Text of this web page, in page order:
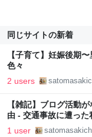
同じサイトの新着
【子育て】妊娠後期
色々
2 users
【雑記】ブログ活動
由 - 交通事故に遭った
1 user